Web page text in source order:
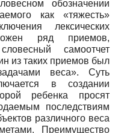
обозначении
как «тяжесть»
лексических
ряд приемов,
самоотчет
из таких приемов был
веса». Суть
в создании
ребенка просят
последствиям
различного веса
Преимущество